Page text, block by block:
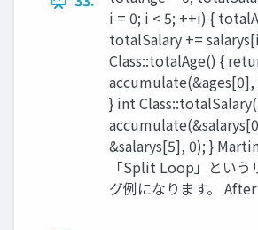
i = 0; i < 5; ++i) {
totalSalary +=
Class::totalAge() {
accumulate(&ages[0],
} int
&salarys[5], 0); }
「Split Loop」という
グ例になります。 After